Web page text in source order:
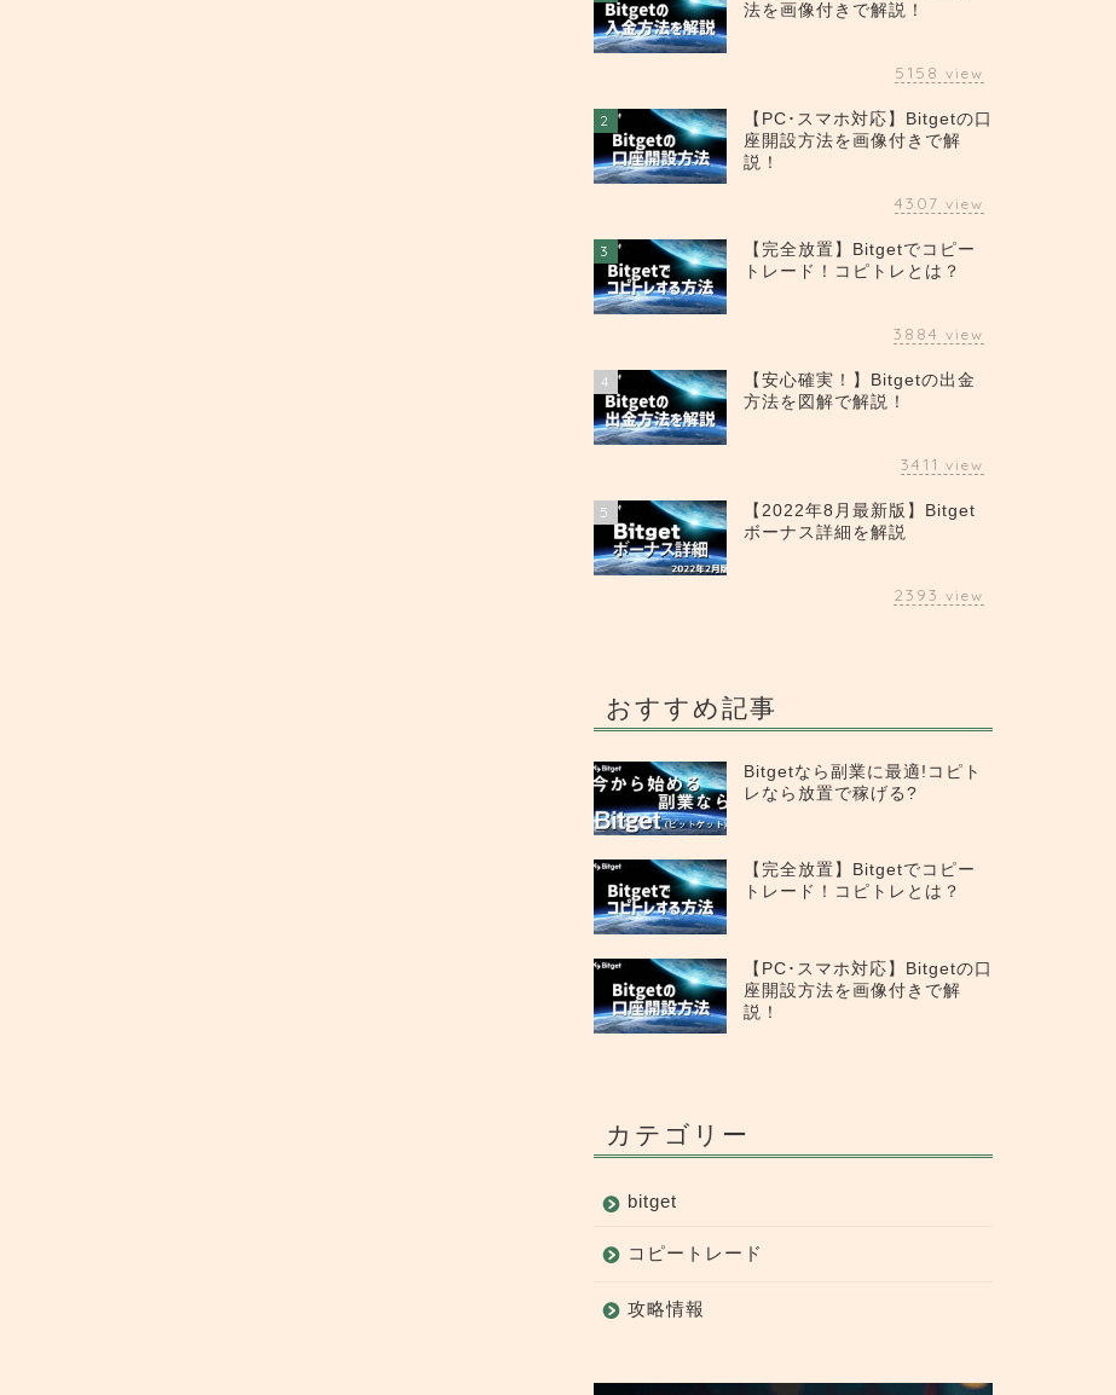
法を画像付きで解説！
5158 view
2
【PC･スマホ対応】Bitgetの口
座開設方法を画像付きで解
説！
4307 view
3
【完全放置】Bitgetでコピー
トレード！コピトレとは？
3884 view
4
【安心確実！】Bitgetの出金
方法を図解で解説！
3411 view
5
【2022年8月最新版】Bitget
ボーナス詳細を解説
2393 view
おすすめ記事
Bitgetなら副業に最適!コピト
レなら放置で稼げる?
【完全放置】Bitgetでコピー
トレード！コピトレとは？
【PC･スマホ対応】Bitgetの口
座開設方法を画像付きで解
説！
カテゴリー
bitget
コピートレード
攻略情報